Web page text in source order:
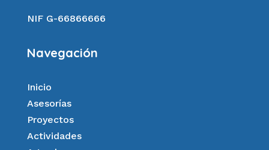
NIF G-66866666
Navegación
Inicio
Asesorías
Proyectos
Actividades